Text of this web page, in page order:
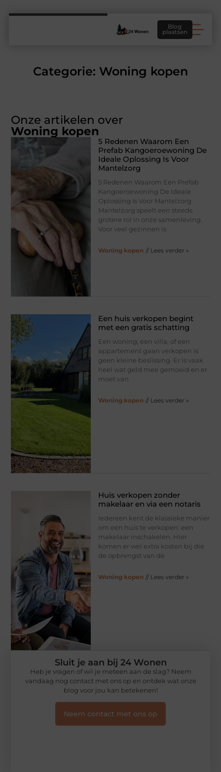
Blog
plaatsen
Categorie: Woning kopen
Onze artikelen over
Woning kopen
5 Redenen Waarom Een
Prefab Kangoeroewoning De
Ideale Oplossing Is Voor
Mantelzorg
5 Redenen Waarom Een Prefab
Kangoeroewoning De Ideale
Oplossing Is Voor Mantelzorg
Mantelzorg speelt een steeds
grotere rol in onze samenleving.
Voor veel gezinnen is
Woning kopen // Lees verder »
Een huis verkopen begint
met een gratis schatting
Een woning, een villa, of een
appartement gaan verkopen is
geen kleine beslissing. Er is vaak
heel wat geld mee gemoeid en er
moet van
Woning kopen // Lees verder »
Huis verkopen zonder
makelaar en via een notaris
Iedereen kent de klassieke manier
om een huis te verkopen: een
makelaar inschakelen. Hier
komen er wel extra kosten bij die
de opbrengst van de
Woning kopen // Lees verder »
Sluit je aan bij 24 Wonen
Heb je vragen of wil je meteen aan de slag? Neem
vandaag nog contact met ons op en ontdek wat onze
blog voor jou kan betekenen!
Neem contact met ons op